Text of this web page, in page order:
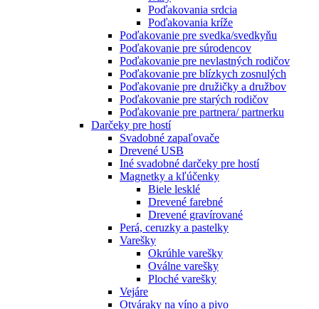
Poďakovania srdcia
Poďakovania kríže
Poďakovanie pre svedka/svedkyňu
Poďakovanie pre súrodencov
Poďakovanie pre nevlastných rodičov
Poďakovanie pre blízkych zosnulých
Poďakovanie pre družičky a družbov
Poďakovanie pre starých rodičov
Poďakovanie pre partnera/ partnerku
Darčeky pre hostí
Svadobné zapaľovače
Drevené USB
Iné svadobné darčeky pre hostí
Magnetky a kľúčenky
Biele lesklé
Drevené farebné
Drevené gravírované
Perá, ceruzky a pastelky
Varešky
Okrúhle varešky
Oválne varešky
Ploché varešky
Vejáre
Otváraky na víno a pivo